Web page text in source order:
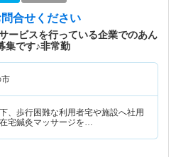
合せください
ービスを行っている企業でのあん
集です♪非常勤
、歩行困難な利用者宅や施設へ社用
宅鍼灸マッサージを…